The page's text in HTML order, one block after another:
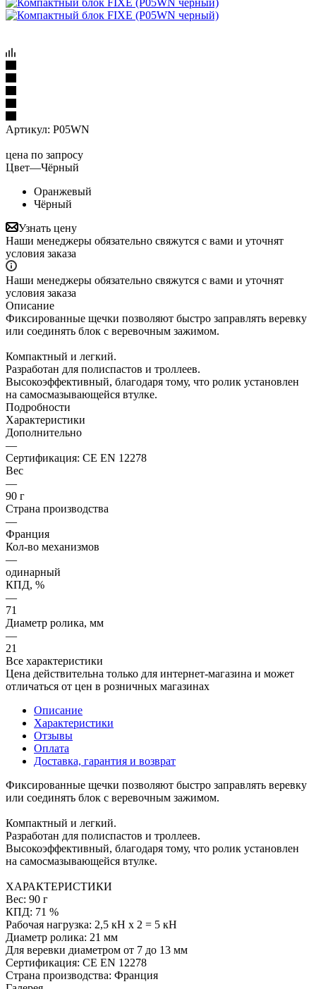
Артикул: P05WN
цена по запросу
Цвет—Чёрный
Оранжевый
Чёрный
Узнать цену
Наши менеджеры обязательно свяжутся с вами и уточнят
условия заказа
Наши менеджеры обязательно свяжутся с вами и уточнят
условия заказа
Описание
Фиксированные щечки позволяют быстро заправлять веревку
или соединять блок с веревочным зажимом.
Компактный и легкий.
Разработан для полиспастов и троллеев.
Высокоэффективный, благодаря тому, что ролик установлен
на самосмазывающейся втулке.
Подробности
Характеристики
Дополнительно
—
Сертификация: CE EN 12278
Вес
—
90 г
Страна производства
—
Франция
Кол-во механизмов
—
одинарный
КПД, %
—
71
Диаметр ролика, мм
—
21
Все характеристики
Цена действительна только для интернет-магазина и может
отличаться от цен в розничных магазинах
Описание
Характеристики
Отзывы
Оплата
Доставка, гарантия и возврат
Фиксированные щечки позволяют быстро заправлять веревку
или соединять блок с веревочным зажимом.
Компактный и легкий.
Разработан для полиспастов и троллеев.
Высокоэффективный, благодаря тому, что ролик установлен
на самосмазывающейся втулке.
ХАРАКТЕРИСТИКИ
Вес: 90 г
КПД: 71 %
Рабочая нагрузка: 2,5 кН х 2 = 5 кН
Диаметр ролика: 21 мм
Для веревки диаметром от 7 до 13 мм
Сертификация: CE EN 12278
Страна производства: Франция